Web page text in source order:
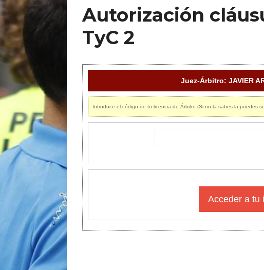
Autorización
TyC 2
Juez-Árbitro: JAVIER
Introduce el código de tu licencia de Árbitro (Si no la sabes la puedes
Acceder a tu